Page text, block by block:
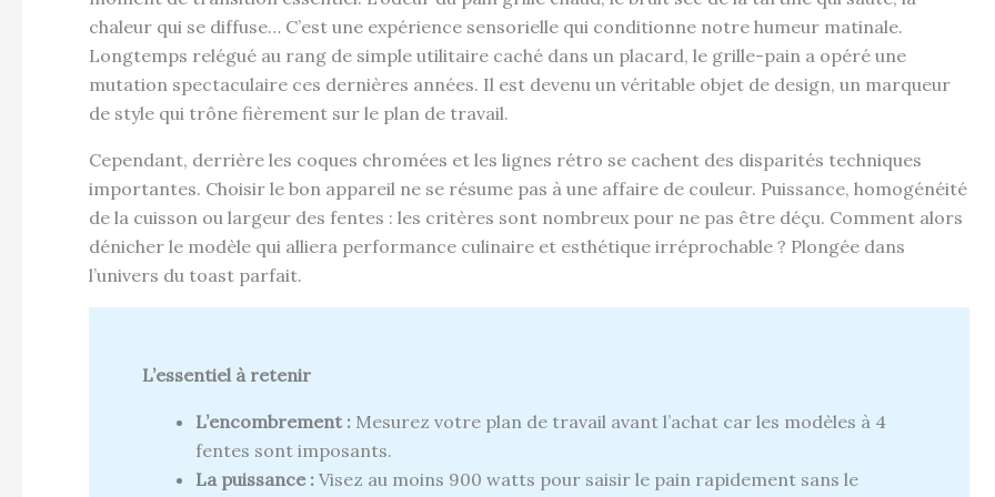
chaleur qui se diffuse… C’est une expérience sensorielle qui conditionne notre humeur matinale.
Longtemps relégué au rang de simple utilitaire caché dans un placard, le grille-pain a opéré une
mutation spectaculaire ces dernières années. Il est devenu un véritable objet de design, un marqueur
de style qui trône fièrement sur le plan de travail.
Cependant, derrière les coques chromées et les lignes rétro se cachent des disparités techniques
importantes. Choisir le bon appareil ne se résume pas à une affaire de couleur. Puissance, homogénéité
de la cuisson ou largeur des fentes : les critères sont nombreux pour ne pas être déçu. Comment alors
dénicher le modèle qui alliera performance culinaire et esthétique irréprochable ? Plongée dans
l’univers du toast parfait.
L’essentiel à retenir
L’encombrement : Mesurez votre plan de travail avant l’achat car les modèles à 4
fentes sont imposants.
La puissance : Visez au moins 900 watts pour saisir le pain rapidement sans le